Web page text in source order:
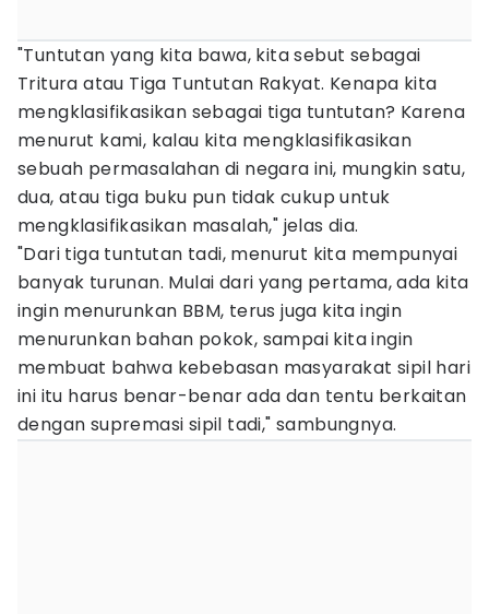
"Tuntutan yang kita bawa, kita sebut sebagai
Tritura atau Tiga Tuntutan Rakyat. Kenapa kita
mengklasifikasikan sebagai tiga tuntutan? Karena
menurut kami, kalau kita mengklasifikasikan
sebuah permasalahan di negara ini, mungkin satu,
dua, atau tiga buku pun tidak cukup untuk
mengklasifikasikan masalah," jelas dia.
"Dari tiga tuntutan tadi, menurut kita mempunyai
banyak turunan. Mulai dari yang pertama, ada kita
ingin menurunkan BBM, terus juga kita ingin
menurunkan bahan pokok, sampai kita ingin
membuat bahwa kebebasan masyarakat sipil hari
ini itu harus benar-benar ada dan tentu berkaitan
dengan supremasi sipil tadi," sambungnya.